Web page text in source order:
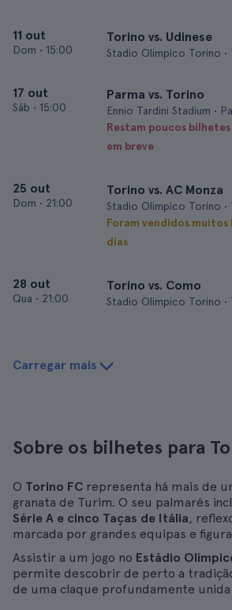
11 out
Dom • 15:00
Torino vs. Udinese
Stadio Olimpico Torino •
17 out
Sáb • 15:00
Parma vs. Torino
Ennio Tardini Stadium •
Restam poucos
em breve
25 out
Dom • 21:00
Torino vs. AC Monza
Stadio Olimpico Torino •
Foram vendidos
dias
28 out
Qua • 21:00
Torino vs. Como
Stadio Olimpico Torino •
Carregar mais
Sobre os bilhetes para
O Torino FC representa há mais de
granata de Turim. O seu palmarés
Série A e cinco Taças de Itália,
marcada por grandes equipas e
Assistir a um jogo no Estádio
permite descobrir de perto a
de uma claque profundamente unida